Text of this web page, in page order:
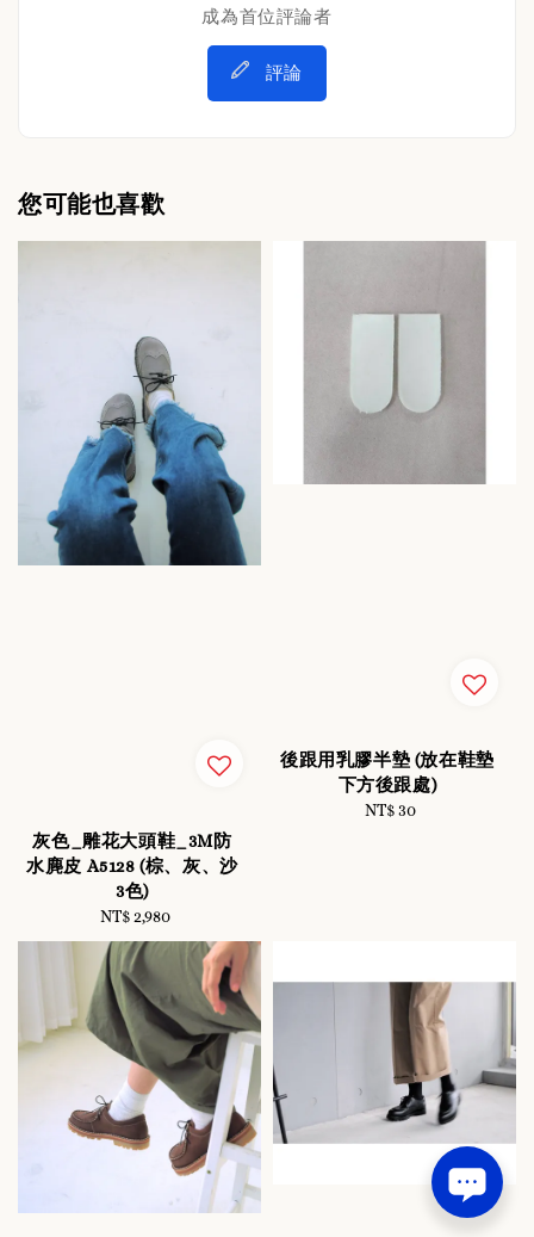
成為首位評論者
評論
您可能也喜歡
灰色_雕花大頭鞋_3M防
水麂皮 A5128 (棕、灰、沙
3色)
Regular
price
NT$ 2,980
後跟用乳膠半墊 (放在鞋墊
下方後跟處)
Regular
NT$ 30